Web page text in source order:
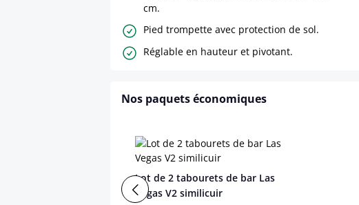
cm.
Pied trompette avec protection de sol.
Réglable en hauteur et pivotant.
Nos paquets économiques
Lot de 2 tabourets de bar Las
Vegas V2 similicuir